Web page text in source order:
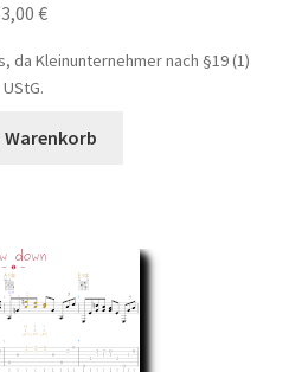
3,00 €
da Kleinunternehmer nach §19 (1)
UStG.
Warenkorb